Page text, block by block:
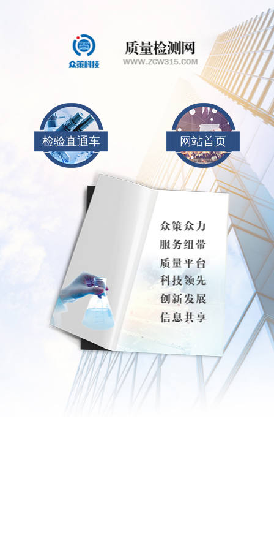
检验直通车 网站首页